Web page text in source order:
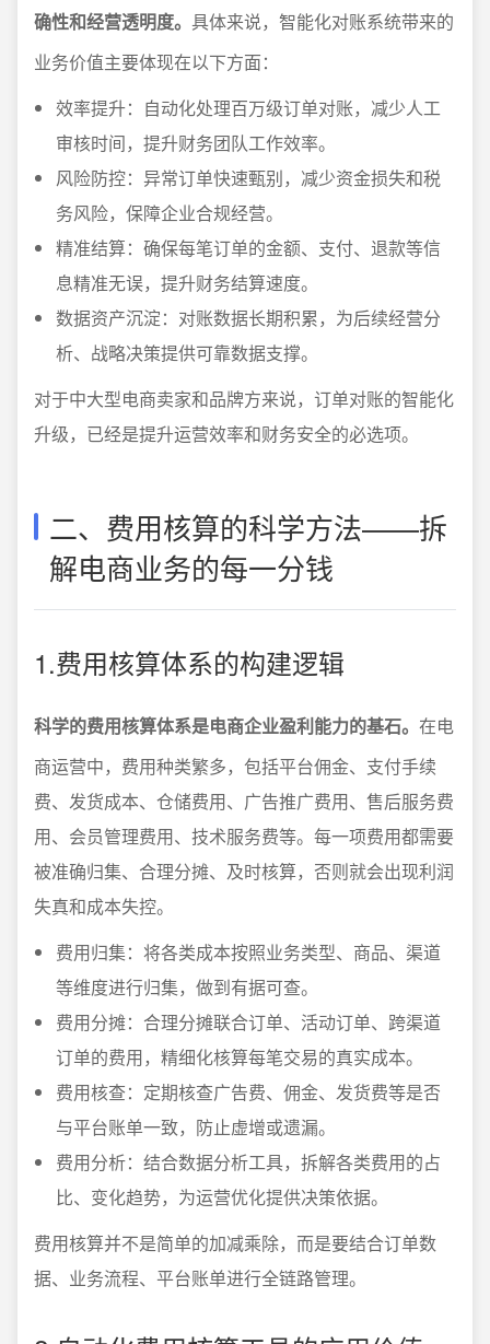
确性和经营透明度。 具体来说，智能化对账系统带来的
业务价值主要体现在以下方面：
效率提升：自动化处理百万级订单对账，减少人工
审核时间，提升财务团队工作效率。
风险防控：异常订单快速甄别，减少资金损失和税
务风险，保障企业合规经营。
精准结算：确保每笔订单的金额、支付、退款等信
息精准无误，提升财务结算速度。
数据资产沉淀：对账数据长期积累，为后续经营分
析、战略决策提供可靠数据支撑。
对于中大型电商卖家和品牌方来说，订单对账的智能化
升级，已经是提升运营效率和财务安全的必选项。
二、费用核算的科学方法——拆
解电商业务的每一分钱
1.费用核算体系的构建逻辑
科学的费用核算体系是电商企业盈利能力的基石。 在电
商运营中，费用种类繁多，包括平台佣金、支付手续
费、发货成本、仓储费用、广告推广费用、售后服务费
用、会员管理费用、技术服务费等。每一项费用都需要
被准确归集、合理分摊、及时核算，否则就会出现利润
失真和成本失控。
费用归集：将各类成本按照业务类型、商品、渠道
等维度进行归集，做到有据可查。
费用分摊：合理分摊联合订单、活动订单、跨渠道
订单的费用，精细化核算每笔交易的真实成本。
费用核查：定期核查广告费、佣金、发货费等是否
与平台账单一致，防止虚增或遗漏。
费用分析：结合数据分析工具，拆解各类费用的占
比、变化趋势，为运营优化提供决策依据。
费用核算并不是简单的加减乘除，而是要结合订单数
据、业务流程、平台账单进行全链路管理。